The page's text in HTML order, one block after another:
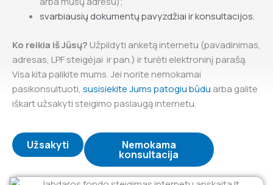
svarbiausių dokumentų pavyzdžiai ir konsultacijos.
Ko reikia iš Jūsų? Užpildyti anketą internetu (pavadinimas,
adresas, LPF steigėjai ir pan.) ir turėti elektroninį parašą.
Visa kita palikite mums. Jei norite nemokamai
pasikonsultuoti, susisiekite Jums patogiu būdu arba galite
iškart užsakyti steigimo paslaugą internetu.
Užsakyti Nemokama
konsultacija